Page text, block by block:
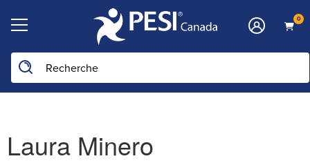
0
Laura Minero